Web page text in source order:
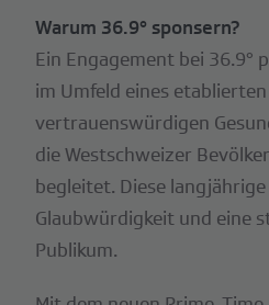
Warum 36.9° sponsern?
Ein Engagement bei 36.9°
im Umfeld eines
vertrauenswürdigen
die Westschweizer
begleitet. Diese
Glaubwürdigkeit und eine
Publikum.